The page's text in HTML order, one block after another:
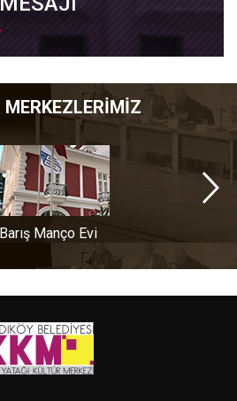
MERKEZLERİMİZ
Barış Manço Evi